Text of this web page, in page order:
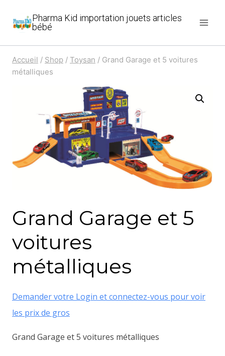
Pharma Kid importation jouets articles
bébé
Accueil / Shop / Toysan / Grand Garage et 5 voitures
métalliques
Grand Garage et 5
voitures
métalliques
Demander votre Login et connectez-vous pour voir
les prix de gros
Grand Garage et 5 voitures métalliques